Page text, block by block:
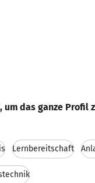
um das ganze Profil
Lernbereitschaft